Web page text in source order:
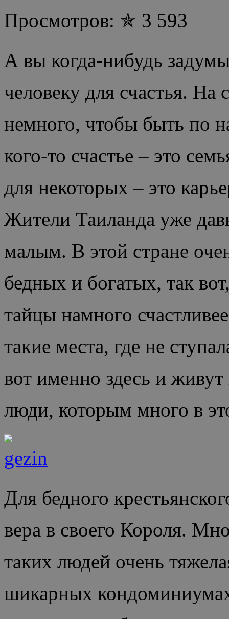
Просмотров: ✯ 3 593
А вы когда-нибудь
человеку для счастья.
немного, чтобы быть по
кого-то счастье – это
для некоторых – это
Жители Таиланда уже
малым. В этой стране
бедных и богатых, так
тайцы намного
такие места, где не
вот именно здесь и
люди, которым много в
Для бедного
вера в своего Короля.
таких людей очень
шикарных